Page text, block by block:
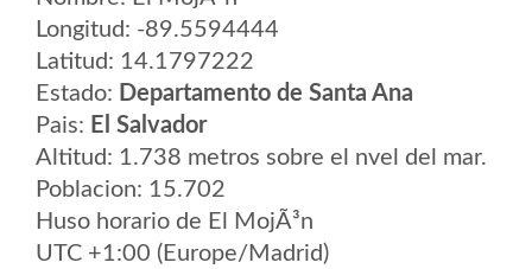
Longitud: -89.5594444
Latitud: 14.1797222
Estado: Departamento de Santa Ana
Pais: El Salvador
Altitud: 1.738 metros sobre el nvel del mar.
Poblacion: 15.702
Huso horario de El MojÃ³n
UTC +1:00 (Europe/Madrid)